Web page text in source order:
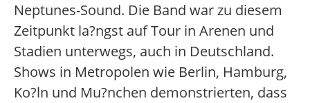
Neptunes-Sound. Die Band war zu diesem
Zeitpunkt la?ngst auf Tour in Arenen und
Stadien unterwegs, auch in Deutschland.
Shows in Metropolen wie Berlin, Hamburg,
Ko?ln und Mu?nchen demonstrierten, dass